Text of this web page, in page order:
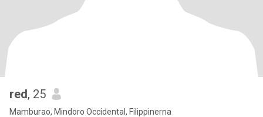
red, 25
Mamburao, Mindoro Occidental, Filippinerna